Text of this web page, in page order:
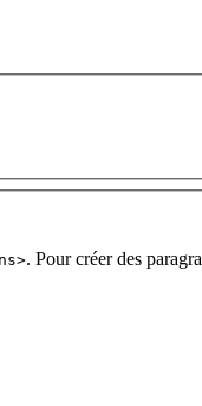
. Pour créer des